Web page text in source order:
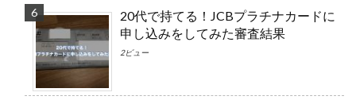
20代で持てる！JCBプラチナカードに
申し込みをしてみた審査結果
2ビュー